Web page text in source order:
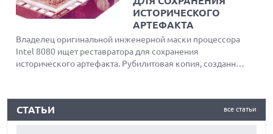
экономическими выгодами,
но отмечает необходимость
адаптации к новому
общественному вниманию к
теме ЦОД.
ИСТОРИЧЕСКОГО
АРТЕФАКТА
Владелец оригинальной инженерной маски процессора
Intel 8080 ищет реставратора для сохранения
исторического артефакта. Рубилитовая копия, созданная
вероятность подлинности объекта, связывая его с
легендарными инженерами Intel.
все статьи
СТАТЬИ